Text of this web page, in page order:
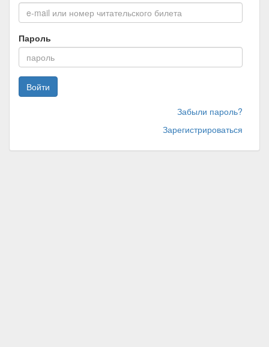
Пароль
Войти
Забыли пароль?
Зарегистрироваться